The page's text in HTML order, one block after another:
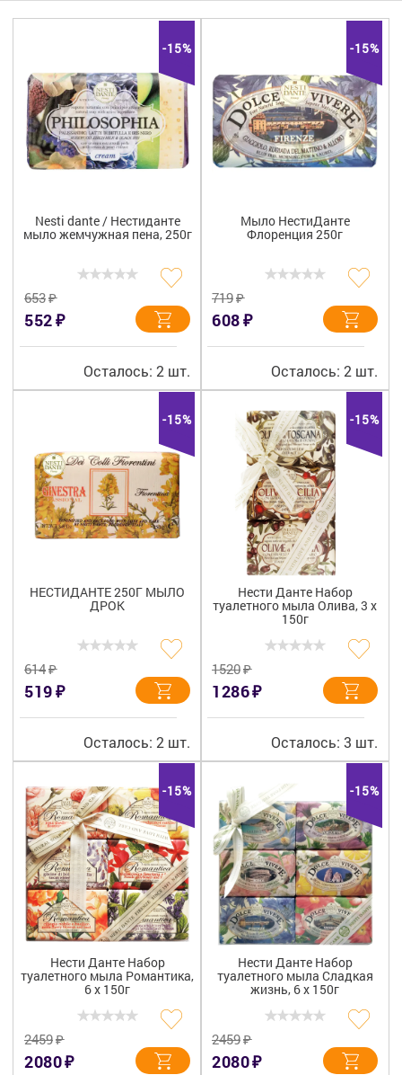
Изделия медицинского назначения
Планирование семьи
Медтехника
Оптика
Мама и малыш
Витамины
Скидки и акции
Вакансии
-15%
Nesti dante / Нестиданте
мыло жемчужная пена, 250г
653₽
552₽
Осталось: 2 шт.
-15%
Мыло НестиДанте
Флоренция 250г
719₽
608₽
Осталось: 2 шт.
-15%
НЕСТИДАНТЕ 250Г МЫЛО
ДРОК
614₽
519₽
Осталось: 2 шт.
-15%
Нести Данте Набор
туалетного мыла Олива, 3 х
150г
1520₽
1286₽
Осталось: 3 шт.
-15%
Нести Данте Набор
туалетного мыла Романтика,
6 х 150г
2459₽
2080₽
-15%
Нести Данте Набор
туалетного мыла Сладкая
жизнь, 6 х 150г
2459₽
2080₽